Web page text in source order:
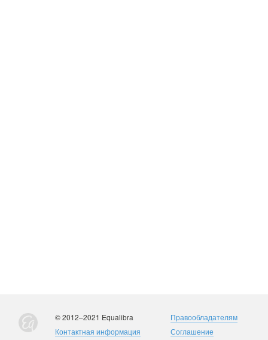
© 2012–2021 Equalibra
Контактная информация
Правообладателям
Соглашение